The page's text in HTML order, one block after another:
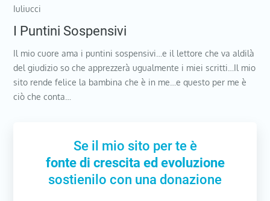
Iuliucci
I Puntini Sospensivi
Il mio cuore ama i puntini sospensivi…e il lettore che va aldilà
del giudizio so che apprezzerà ugualmente i miei scritti…Il mio
sito rende felice la bambina che è in me…e questo per me è
ciò che conta…
Se il mio sito per te è
fonte di crescita ed evoluzione
sostienilo con una donazione